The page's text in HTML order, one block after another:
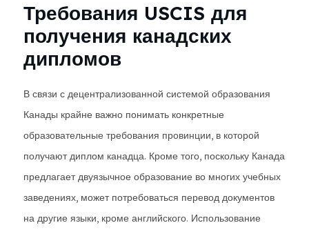
Требования USCIS для
получения канадских
дипломов
В связи с децентрализованной системой образования
Канады крайне важно понимать конкретные
образовательные требования провинции, в которой
получают диплом канадца. Кроме того, поскольку Канада
предлагает двуязычное образование во многих учебных
заведениях, может потребоваться перевод документов
на другие языки, кроме английского. Использование